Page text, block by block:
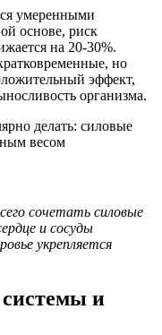
умеренными
основе, риск
на 20-30%.
но
эффект,
организма.
сочетать силовые
и сосуды
укрепляется
и